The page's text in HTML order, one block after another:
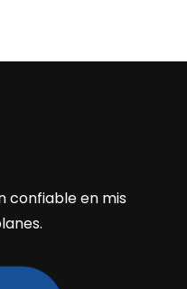
confiable en mis